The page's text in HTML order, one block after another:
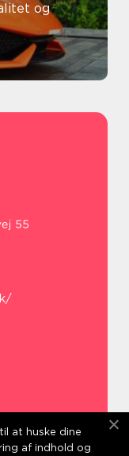
og
at huske dine
af indhold og